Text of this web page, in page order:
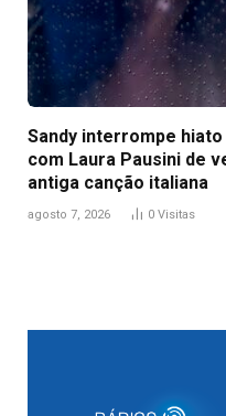
Sandy interrompe
com Laura Pausini de
antiga canção italiana
agosto 7, 2026 0 Visitas